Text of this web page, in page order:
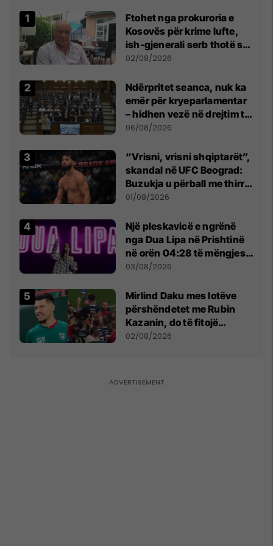
Ftohet nga prokuroria e
Kosovës për krime lufte,
ish-gjenerali serb thotë se
dikush e tradhtoi në
02/08/2026
Ndërpritet seanca, nuk ka
emër për kryeparlamentar
– hidhen vezë në drejtim të
Kurtit
06/08/2026
“Vrisni, vrisni shqiptarët”,
skandal në UFC Beograd:
Buzukja u përball me thirrje
anti-shqiptare nga
01/08/2026
Një pleskavicë e ngrënë
nga Dua Lipa në Prishtinë
në orën 04:28 të mëngjesit
- dhe bota digjitale serbe
03/08/2026
Mirlind Daku mes lotëve
përshëndetet me Rubin
Kazanin, do të fitojë
miliona te Spartak Moska
02/08/2026